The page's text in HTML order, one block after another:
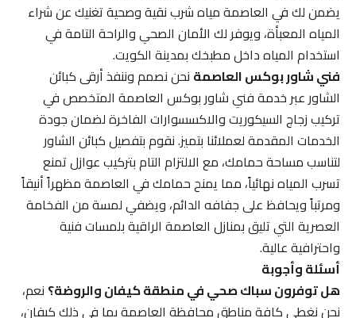
يضمن لك في العاصمة مياه شرب نقية وصحية تغنيك عن شراء
المياه المعبأة، ويوفر لك الأمان الصحي والراحة التامة في
استخدام المياه داخل مطبخك بمدينة الكويت.
فني شاور بوكس العاصمةنحن نصمم وننفذ أرقى كبائن
الشاور عبر خدمة فني شاور بوكس العاصمة المتخصص في
تركيب زجاج السيكوريت والاكسسوارات الفاخرة لضمان جودة
الخدمات المقدمة لعملائنا بتميز. نقوم بتفصيل كبائن الشاور
لتناسب مساحة حمامك، مع الالتزام التام بتركيب عوازل تمنع
تسرب المياه نهائياً، مما يمنح حمامك في العاصمة مظهراً أنيقاً
ومرتباً ويحافظ على جفافه الدائم، ويضفي لمسة من الفخامة
العصرية التي تليق بمنازل العاصمة الراقية بلمسات فنية
واحترافية عالية.
أسئلة وأجوبة
هل توفرون سباك صحي في منطقة كيفان والروضة؟نعم،
نحن نغطي كافة مناطق محافظة العاصمة بما في ذلك كيفان،